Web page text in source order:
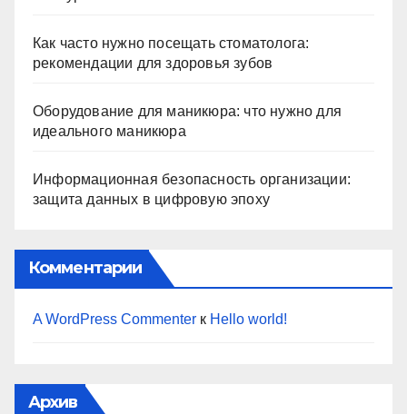
Как часто нужно посещать стоматолога:
рекомендации для здоровья зубов
Оборудование для маникюра: что нужно для
идеального маникюра
Информационная безопасность организации:
защита данных в цифровую эпоху
Комментарии
A WordPress Commenter к Hello world!
Архив